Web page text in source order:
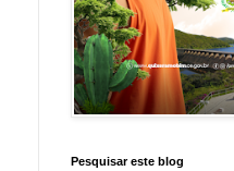
Pesquisar este blog